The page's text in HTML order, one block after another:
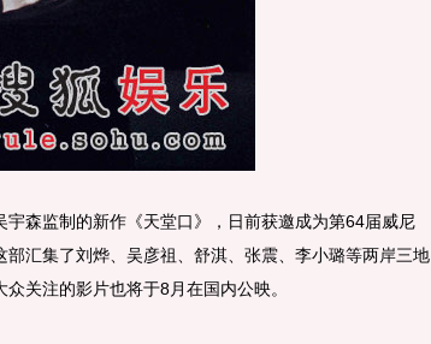
森监制的新作《天堂口》，日前获邀成为第64届威尼
部汇集了刘烨、吴彦祖、舒淇、张震、李小璐等两岸三地
关注的影片也将于8月在国内公映。